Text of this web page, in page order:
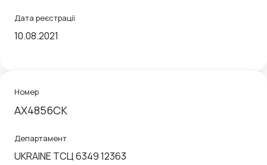
Дата реєстрації
10.08.2021
Номер
AX4856CK
Департамент
UKRAINE ТСЦ 6349 12363